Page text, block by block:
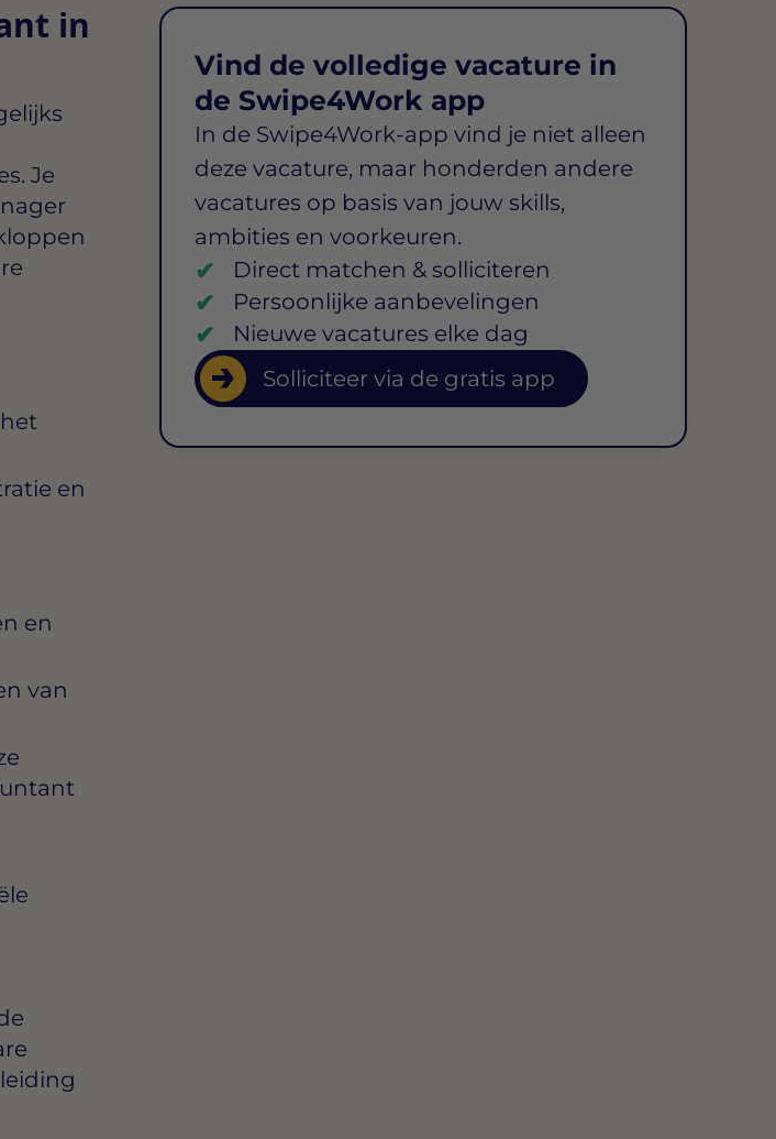
in
Je
en
en
van
Vind de volledige vacature in
de Swipe4Work app
In de Swipe4Work-app vind je niet alleen
deze vacature, maar honderden andere
vacatures op basis van jouw skills,
ambities en voorkeuren.
Direct matchen & solliciteren
Persoonlijke aanbevelingen
Nieuwe vacatures elke dag
Solliciteer via de gratis app